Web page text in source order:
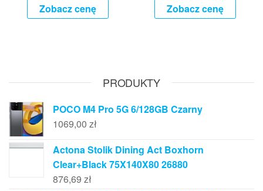
Zobacz cenę Zobacz cenę
PRODUKTY
POCO M4 Pro 5G 6/128GB Czarny
1069,00 zł
Actona Stolik Dining Act Boxhorn
Clear+Black 75X140X80 26880
876,69 zł